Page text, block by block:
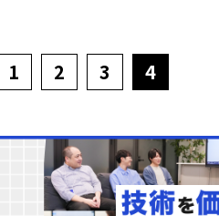
1 2 3 4